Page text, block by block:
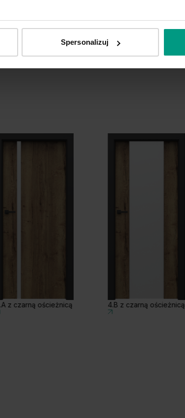
Spersonalizuj
z czarną ościeżnicą 4.B z czarną ościeżnicą